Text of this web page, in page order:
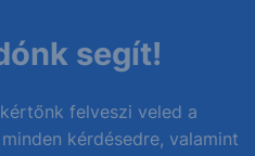
segít!
felveszi veled a
kérdésedre, valamint